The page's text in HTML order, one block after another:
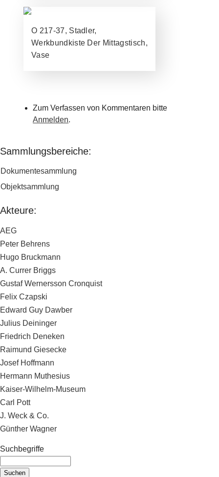
O 217-37, Stadler,
Werkbundkiste Der Mittagstisch,
Vase
Zum Verfassen von Kommentaren bitte
Anmelden.
Sammlungsbereiche:
Dokumentesammlung
Objektsammlung
Akteure:
AEG
Peter Behrens
Hugo Bruckmann
A. Currer Briggs
Gustaf Wernersson Cronquist
Felix Czapski
Edward Guy Dawber
Julius Deininger
Friedrich Deneken
Raimund Giesecke
Josef Hoffmann
Hermann Muthesius
Kaiser-Wilhelm-Museum
Carl Pott
J. Weck & Co.
Günther Wagner
Suchbegriffe